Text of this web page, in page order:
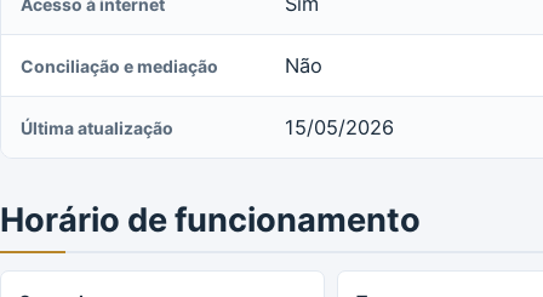
Conciliação e mediação Não
Última atualização 15/05/2026
Horário de funcionamento